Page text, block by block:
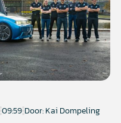
09:59 Door: Kai Dompeling